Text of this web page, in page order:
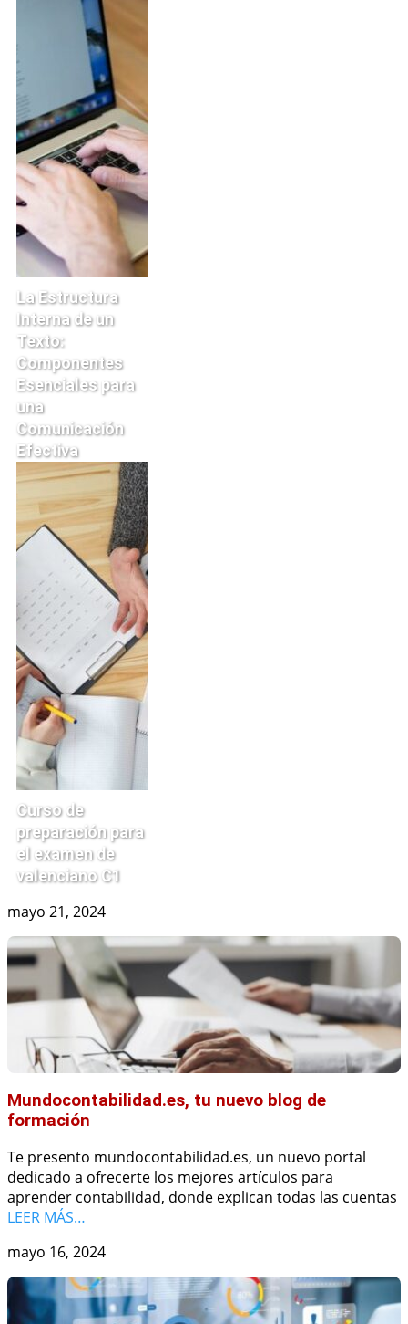
La Estructura
Interna de un
Texto:
Componentes
Esenciales para
una
Comunicación
Efectiva
Curso de
preparación para
el examen de
valenciano C1
mayo 21, 2024
Mundocontabilidad.es, tu nuevo blog de
formación
Te presento mundocontabilidad.es, un nuevo portal
dedicado a ofrecerte los mejores artículos para
aprender contabilidad, donde explican todas las cuentas
LEER MÁS…
mayo 16, 2024